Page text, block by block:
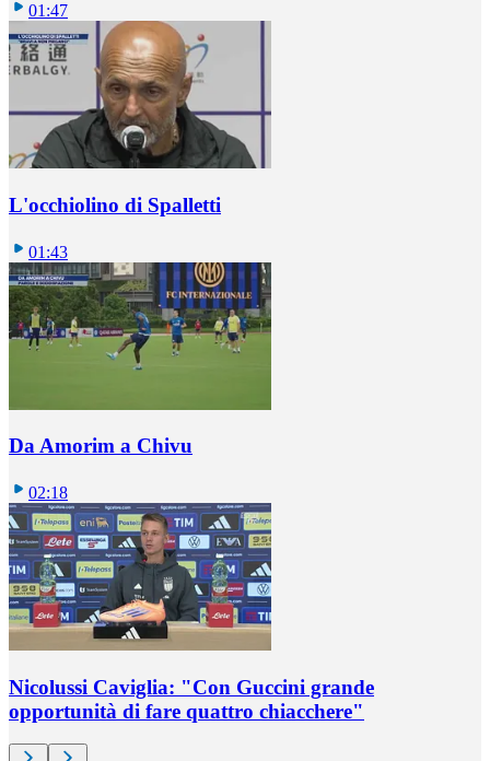
01:47
L'occhiolino di Spalletti
01:43
Da Amorim a Chivu
02:18
Nicolussi Caviglia: "Con Guccini grande
opportunità di fare quattro chiacchere"